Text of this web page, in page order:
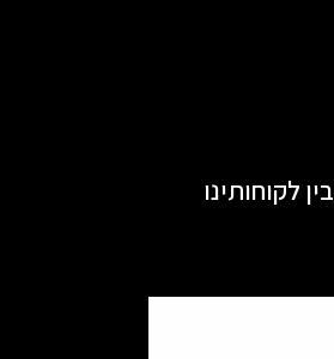
בין לקוחותינו